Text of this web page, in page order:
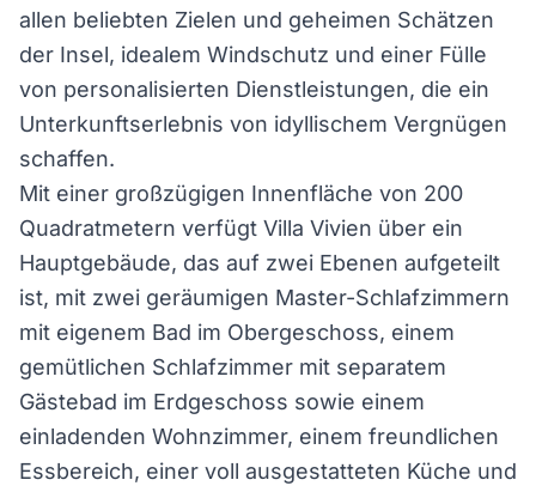
allen beliebten Zielen und geheimen Schätzen
der Insel, idealem Windschutz und einer Fülle
von personalisierten Dienstleistungen, die ein
Unterkunftserlebnis von idyllischem Vergnügen
schaffen.
Mit einer großzügigen Innenfläche von 200
Quadratmetern verfügt Villa Vivien über ein
Hauptgebäude, das auf zwei Ebenen aufgeteilt
ist, mit zwei geräumigen Master-Schlafzimmern
mit eigenem Bad im Obergeschoss, einem
gemütlichen Schlafzimmer mit separatem
Gästebad im Erdgeschoss sowie einem
einladenden Wohnzimmer, einem freundlichen
Essbereich, einer voll ausgestatteten Küche und